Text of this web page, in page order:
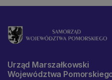
Urząd Marszałkowski
Województwa